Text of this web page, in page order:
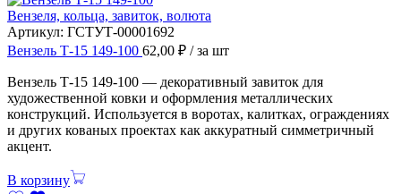
Вензеля, кольца, завиток, волюта
Артикул: ГСТУТ-00001692
Вензель Т-15 149-100 62,00 ₽ / за шт
Вензель Т-15 149-100 — декоративный завиток для
художественной ковки и оформления металлических
конструкций. Используется в воротах, калитках, ограждениях
и других кованых проектах как аккуратный симметричный
акцент.
В корзину